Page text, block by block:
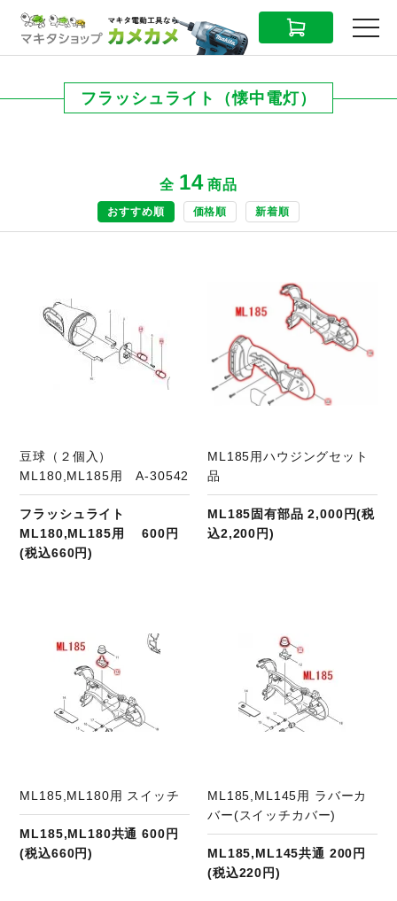
CART MENU
フラッシュライト（懐中電灯）
全 14 商品
おすすめ順 価格順 新着順
豆球（２個入）
ML180,ML185用 A-30542
フラッシュライト
ML180,ML185用 600円
(税込660円)
ML185用ハウジングセット
品
ML185固有部品 2,000円(税
込2,200円)
ML185,ML180用 スイッチ
ML185,ML180共通 600円
(税込660円)
ML185,ML145用 ラバーカ
バー(スイッチカバー)
ML185,ML145共通 200円
(税込220円)